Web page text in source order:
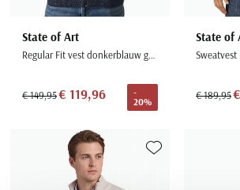
State of Art
Regular Fit vest donkerblauw gebreid
€ 149,95€ 119,96
-
20%
State of
€ 189,95
Toevoegen aan